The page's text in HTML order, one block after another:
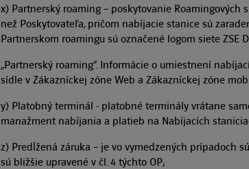
x) Partnerský roaming – poskytovanie
než Poskytovateľa, pričom nabíjacie stanice sú
Partnerskom roamingu sú označené logom siete ZSE
„Partnerský roaming“. Informácie o umiestnení
sídle v Zákazníckej zóne Web a Zákazníckej zóne
y) Platobný terminál - platobné terminály vrátane
manažment nabíjania a platieb na Nabíjacích
z) Predĺžená záruka – je vo vymedzených prípadoch
sú bližšie upravené v čl. 4 týchto OP;